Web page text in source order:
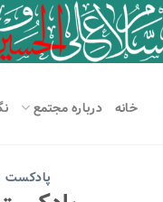
خانه درباره مجتمع
پادکست